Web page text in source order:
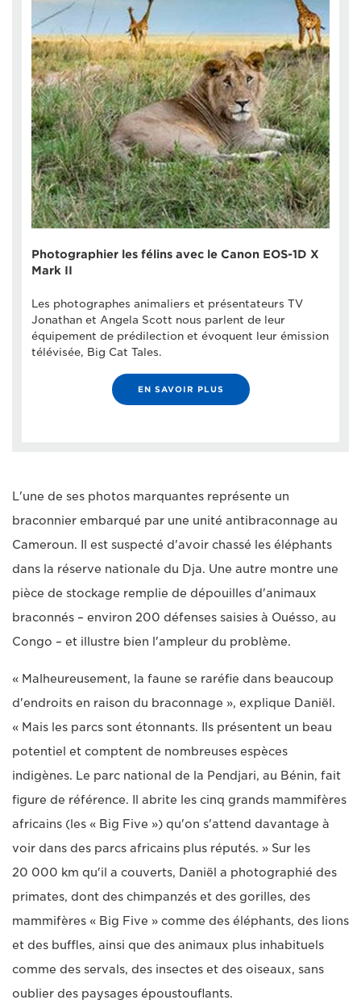
Photographier les félins avec le Canon EOS-1D X
Mark II
Les photographes animaliers et présentateurs TV
Jonathan et Angela Scott nous parlent de leur
équipement de prédilection et évoquent leur émission
télévisée, Big Cat Tales.
EN SAVOIR PLUS
L'une de ses photos marquantes représente un
braconnier embarqué par une unité antibraconnage au
Cameroun. Il est suspecté d'avoir chassé les éléphants
dans la réserve nationale du Dja. Une autre montre une
pièce de stockage remplie de dépouilles d'animaux
braconnés – environ 200 défenses saisies à Ouésso, au
Congo – et illustre bien l'ampleur du problème.
« Malheureusement, la faune se raréfie dans beaucoup
d'endroits en raison du braconnage », explique Daniël.
« Mais les parcs sont étonnants. Ils présentent un beau
potentiel et comptent de nombreuses espèces
indigènes. Le parc national de la Pendjari, au Bénin, fait
figure de référence. Il abrite les cinq grands mammifères
africains (les « Big Five ») qu'on s'attend davantage à
voir dans des parcs africains plus réputés. » Sur les
20 000 km qu'il a couverts, Daniël a photographié des
primates, dont des chimpanzés et des gorilles, des
mammifères « Big Five » comme des éléphants, des lions
et des buffles, ainsi que des animaux plus inhabituels
comme des servals, des insectes et des oiseaux, sans
oublier des paysages époustouflants.